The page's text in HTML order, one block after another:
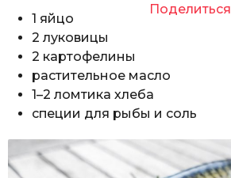
Поделиться
1 яйцо
2 луковицы
2 картофелины
растительное масло
1–2 ломтика хлеба
специи для рыбы и соль